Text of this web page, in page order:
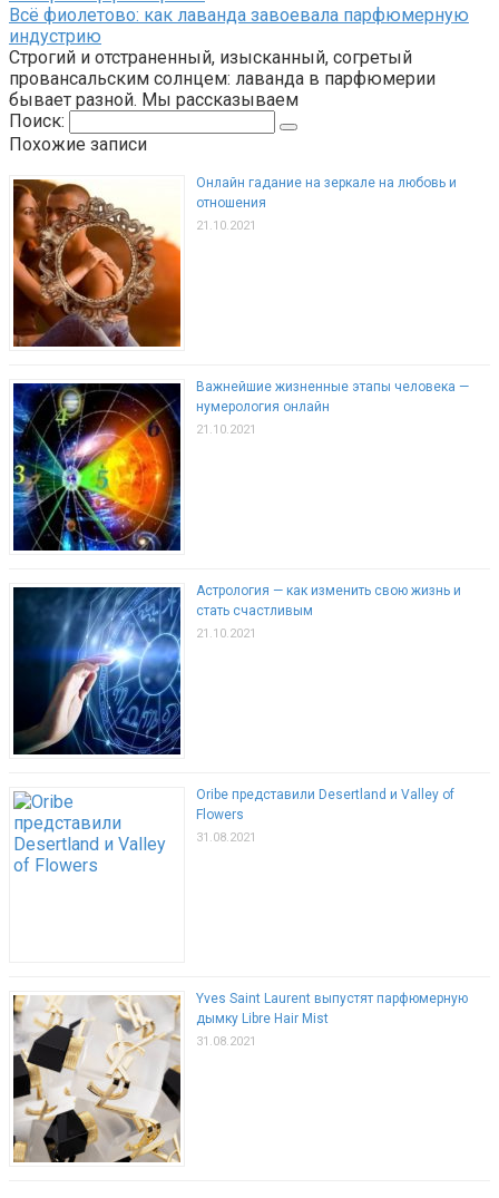
Всё фиолетово: как лаванда завоевала парфюмерную
индустрию
Строгий и отстраненный, изысканный, согретый
провансальским солнцем: лаванда в парфюмерии
бывает разной. Мы рассказываем
Поиск:
Похожие записи
Онлайн гадание на зеркале на любовь и
отношения
21.10.2021
Важнейшие жизненные этапы человека —
нумерология онлайн
21.10.2021
Астрология — как изменить свою жизнь и
стать счастливым
21.10.2021
Oribe представили Desertland и Valley of
Flowers
31.08.2021
Yves Saint Laurent выпустят парфюмерную
дымку Libre Hair Mist
31.08.2021